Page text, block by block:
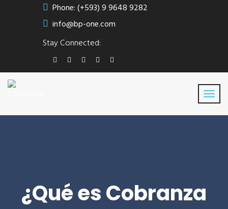
Phone: (+593) 9 9648 9282
info@bp-one.com
Stay Connected:
¿Qué es Cobranza